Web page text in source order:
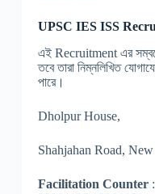
UPSC IES ISS
এই Recruitment এর
তবে তারা নিম্নলিখিত
পারে।
Dholpur House,
Shahjahan Road,
Facilitation Counter